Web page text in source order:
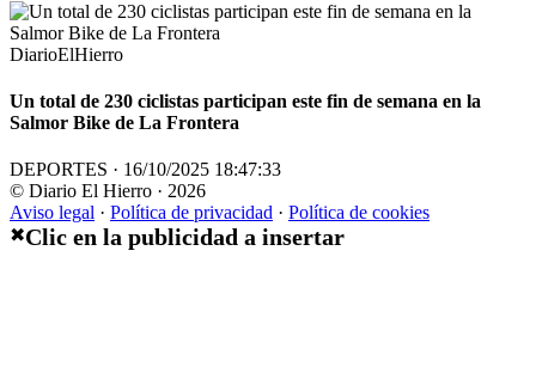
DiarioElHierro
Un total de 230 ciclistas participan este fin de semana en la
Salmor Bike de La Frontera
DEPORTES · 16/10/2025 18:47:33
© Diario El Hierro · 2026
Aviso legal · Política de privacidad · Política de cookies
✖Clic en la publicidad a insertar